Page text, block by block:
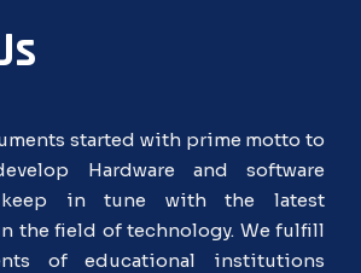
started with prime motto to
Hardware and software
in tune with the latest
the field of technology. We fulfill
of educational institutions